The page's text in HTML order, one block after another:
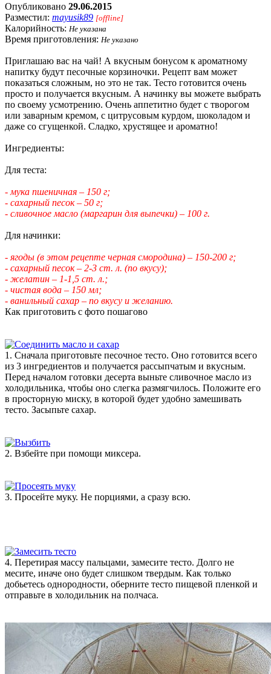
Опубликовано 29.06.2015
Разместил: mayusik89 [offline]
Калорийность: Не указана
Время приготовления: Не указано
Приглашаю вас на чай! А вкусным бонусом к ароматному
напитку будут песочные корзиночки. Рецепт вам может
показаться сложным, но это не так. Тесто готовится очень
просто и получается вкусным. А начинку вы можете выбрать
по своему усмотрению. Очень аппетитно будет с творогом
или заварным кремом, с цитрусовым курдом, шоколадом и
даже со сгущенкой. Сладко, хрустящее и ароматно!
Ингредиенты:
Для теста:
- мука пшеничная – 150 г;
- сахарный песок – 50 г;
- сливочное масло (маргарин для выпечки) – 100 г.
Для начинки:
- ягоды (в этом рецепте черная смородина) – 150-200 г;
- сахарный песок – 2-3 ст. л. (по вкусу);
- желатин – 1-1,5 ст. л.;
- чистая вода – 150 мл;
- ванильный сахар – по вкусу и желанию.
Как приготовить с фото пошагово
1. Сначала приготовьте песочное тесто. Оно готовится всего
из 3 ингредиентов и получается рассыпчатым и вкусным.
Перед началом готовки десерта выньте сливочное масло из
холодильника, чтобы оно слегка размягчилось. Положите его
в просторную миску, в которой будет удобно замешивать
тесто. Засыпьте сахар.
2. Взбейте при помощи миксера.
3. Просейте муку. Не порциями, а сразу всю.
4. Перетирая массу пальцами, замесите тесто. Долго не
месите, иначе оно будет слишком твердым. Как только
добьетесь однородности, оберните тесто пищевой пленкой и
отправьте в холодильник на полчаса.